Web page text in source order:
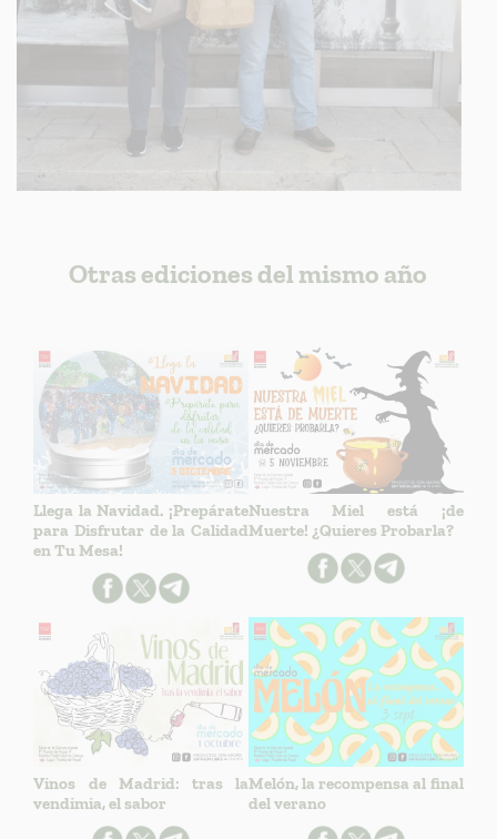
Otras ediciones del mismo año
Llega la Navidad. ¡Prepárate
para Disfrutar de la Calidad
en Tu Mesa!
Nuestra Miel está ¡de
Muerte! ¿Quieres Probarla?
Vinos de Madrid: tras la
vendimia, el sabor
Melón, la recompensa al final
del verano